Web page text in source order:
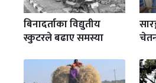
बिनादर्ताका विद्युतीय
स्कुटरले बढाए समस्या